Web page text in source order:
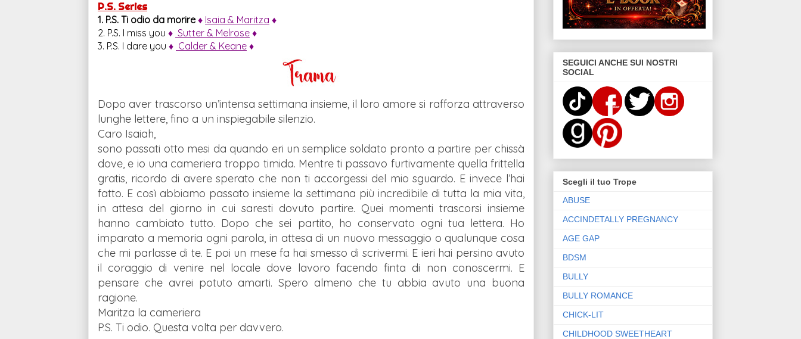
P.S. Series
1. P.S. Ti odio da morire ♦ Isaia & Maritza ♦
2. P.S. I miss you ♦ Sutter & Melrose ♦
3. P.S. I dare you ♦ Calder & Keane ♦
Dopo aver trascorso un’intensa settimana insieme, il loro amore si rafforza attraverso
lunghe lettere, fino a un inspiegabile silenzio.
Caro Isaiah,
sono passati otto mesi da quando eri un semplice soldato pronto a partire per chissà
dove, e io una cameriera troppo timida. Mentre ti passavo furtivamente quella frittella
gratis, ricordo di avere sperato che non ti accorgessi del mio sguardo. E invece l’hai
fatto. E così abbiamo passato insieme la settimana più incredibile di tutta la mia vita,
in attesa del giorno in cui saresti dovuto partire. Quei momenti trascorsi insieme
hanno cambiato tutto. Dopo che sei partito, ho conservato ogni tua lettera. Ho
imparato a memoria ogni parola, in attesa di un nuovo messaggio o qualunque cosa
che mi parlasse di te. E poi un mese fa hai smesso di scrivermi. E ieri hai persino avuto
il coraggio di venire nel locale dove lavoro facendo finta di non conoscermi. E
pensare che avrei potuto amarti. Spero almeno che tu abbia avuto una buona
ragione.
Maritza la cameriera
P.S. Ti odio. Questa volta per davvero.
SEGUICI ANCHE SUI NOSTRI
SOCIAL
Scegli il tuo Trope
ABUSE
ACCINDETALLY PREGNANCY
AGE GAP
BDSM
BULLY
BULLY ROMANCE
CHICK-LIT
CHILDHOOD SWEETHEART